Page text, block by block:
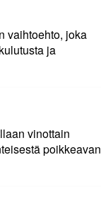
vaihtoehto, joka
ja
vinottain
poikkeavan